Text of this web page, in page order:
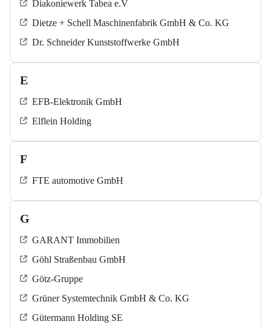
Diakoniewerk Tabea e.V
Dietze + Schell Maschinenfabrik GmbH & Co. KG
Dr. Schneider Kunststoffwerke GmbH
E
EFB-Elektronik GmbH
Elflein Holding
F
FTE automotive GmbH
G
GARANT Immobilien
Göhl Straßenbau GmbH
Götz-Gruppe
Grüner Systemtechnik GmbH & Co. KG
Gütermann Holding SE